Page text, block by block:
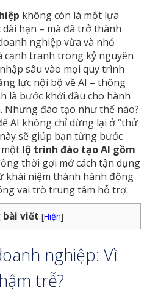
không còn là một lựa
hạn – mà đã trở thành
nghiệp vừa và nhỏ
cạnh tranh trong kỷ nguyên
sâu vào mọi quy trình
lực nội bộ về AI – thông
là bước khởi đầu cho hành
Nhưng đào tạo như thế nào?
AI không chỉ dừng lại ở “thử
sẽ giúp bạn từng bước
lộ trình đào tạo AI gồm
thời gợi mở cách tận dụng
khái niệm thành hành động
vai trò trung tâm hỗ trợ.
bài viết [Hiện]
nghiệp: Vì
trễ?